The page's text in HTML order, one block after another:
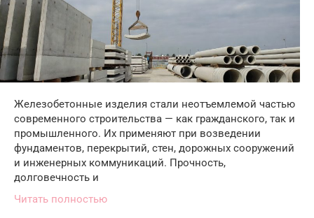
Железобетонные изделия стали неотъемлемой частью
современного строительства — как гражданского, так и
промышленного. Их применяют при возведении
фундаментов, перекрытий, стен, дорожных сооружений
и инженерных коммуникаций. Прочность,
долговечность и
Читать полностью